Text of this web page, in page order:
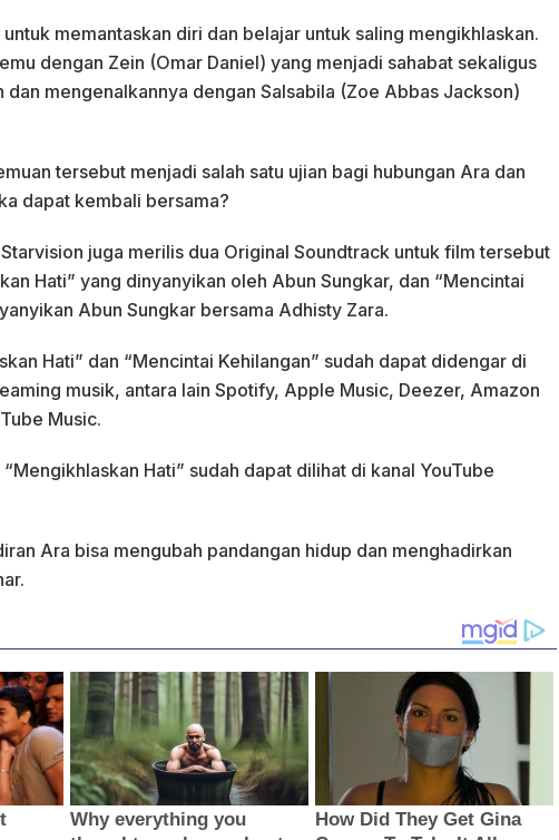
memantaskan diri dan belajar untuk saling mengikhlaskan.
dengan Zein (Omar Daniel) yang menjadi sahabat sekaligus
dan mengenalkannya dengan Salsabila (Zoe Abbas Jackson)
tersebut menjadi salah satu ujian bagi hubungan Ara dan
dapat kembali bersama?
juga merilis dua Original Soundtrack untuk film tersebut
Hati” yang dinyanyikan oleh Abun Sungkar, dan “Mencintai
Abun Sungkar bersama Adhisty Zara.
Hati” dan “Mencintai Kehilangan” sudah dapat didengar di
musik, antara lain Spotify, Apple Music, Deezer, Amazon
Music.
Hati” sudah dapat dilihat di kanal YouTube
Ara bisa mengubah pandangan hidup dan menghadirkan